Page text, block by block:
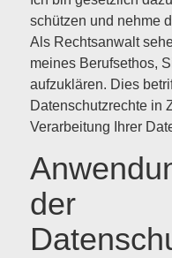
schützen und nehme
Als Rechtsanwalt
meines Berufsethos,
aufzuklären. Dies
Datenschutzrechte in
Verarbeitung Ihrer
der